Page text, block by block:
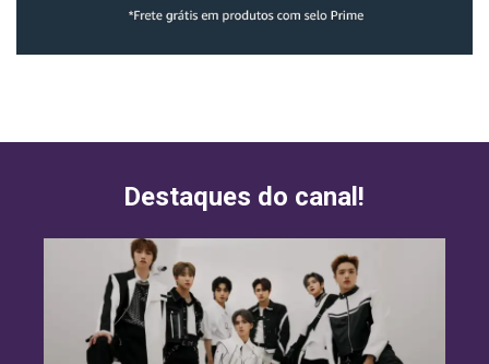
Destaques do canal!